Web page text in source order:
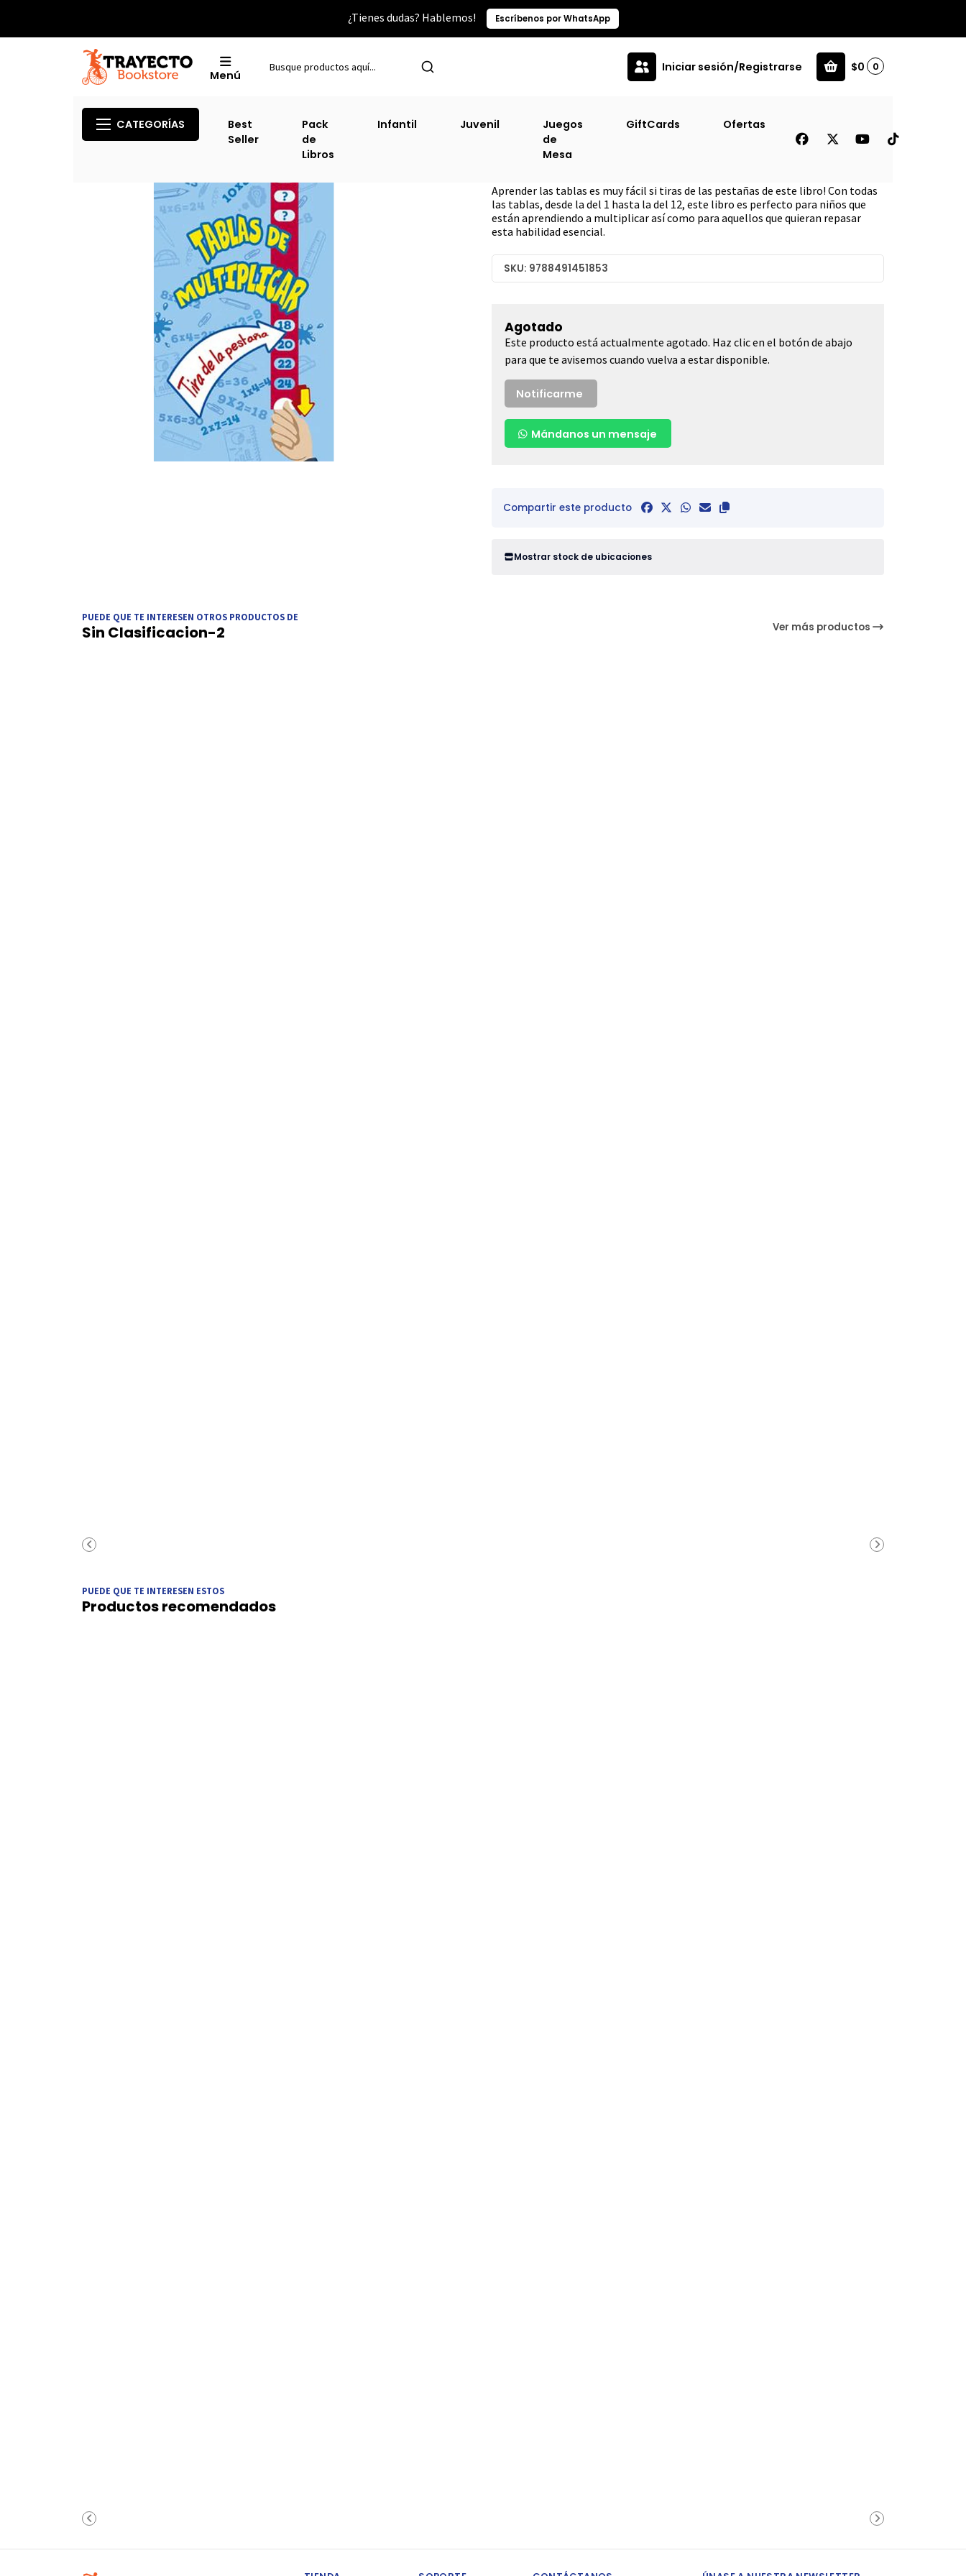
¿Tienes dudas? Hablemos! Escríbenos por WhatsApp
Menú
Iniciar sesión/Registrarse $0 0
CATEGORÍAS
Best
Seller
Pack
de
Libros
Infantil Juvenil
Juegos
de
Mesa
GiftCards Ofertas
Tablas De Multiplicar
Aprender las tablas es muy fácil si tiras de las pestañas de este libro! Con todas
las tablas, desde la del 1 hasta la del 12, este libro es perfecto para niños que
están aprendiendo a multiplicar así como para aquellos que quieran repasar
esta habilidad esencial.
SKU: 9788491451853
Agotado
Este producto está actualmente agotado. Haz clic en el botón de abajo
para que te avisemos cuando vuelva a estar disponible.
Notificarme
Mándanos un mensaje
Compartir este producto
Mostrar stock de ubicaciones
PUEDE QUE TE INTERESEN OTROS PRODUCTOS DE
Sin Clasificacion-2 Ver más productos
PUEDE QUE TE INTERESEN ESTOS
Productos recomendados